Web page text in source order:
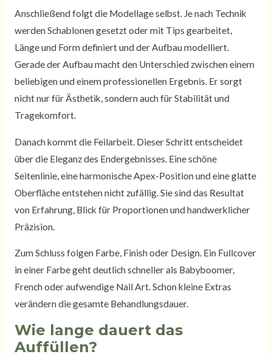
Anschließend folgt die Modellage selbst. Je nach Technik
werden Schablonen gesetzt oder mit Tips gearbeitet,
Länge und Form definiert und der Aufbau modelliert.
Gerade der Aufbau macht den Unterschied zwischen einem
beliebigen und einem professionellen Ergebnis. Er sorgt
nicht nur für Ästhetik, sondern auch für Stabilität und
Tragekomfort.
Danach kommt die Feilarbeit. Dieser Schritt entscheidet
über die Eleganz des Endergebnisses. Eine schöne
Seitenlinie, eine harmonische Apex-Position und eine glatte
Oberfläche entstehen nicht zufällig. Sie sind das Resultat
von Erfahrung, Blick für Proportionen und handwerklicher
Präzision.
Zum Schluss folgen Farbe, Finish oder Design. Ein Fullcover
in einer Farbe geht deutlich schneller als Babyboomer,
French oder aufwendige Nail Art. Schon kleine Extras
verändern die gesamte Behandlungsdauer.
Wie lange dauert das
Auffüllen?